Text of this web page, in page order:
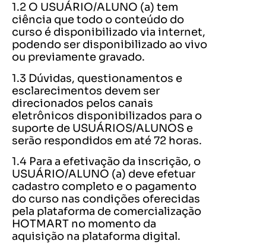
1.2 O USUÁRIO/ALUNO (a) tem
ciência que todo o conteúdo do
curso é disponibilizado via internet,
podendo ser disponibilizado ao vivo
ou previamente gravado.
1.3 Dúvidas, questionamentos e
esclarecimentos devem ser
direcionados pelos canais
eletrônicos disponibilizados para o
suporte de USUÁRIOS/ALUNOS e
serão respondidos em até 72 horas.
1.4 Para a efetivação da inscrição, o
USUÁRIO/ALUNO (a) deve efetuar
cadastro completo e o pagamento
do curso nas condições oferecidas
pela plataforma de comercialização
HOTMART no momento da
aquisição na plataforma digital.